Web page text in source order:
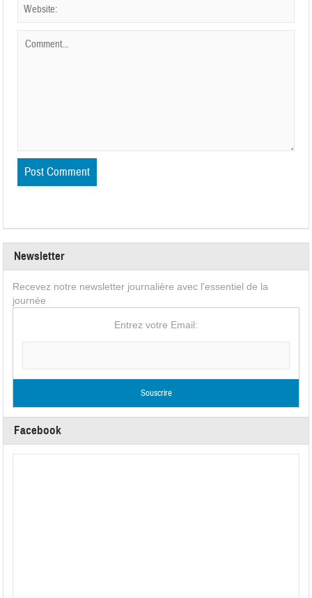
Newsletter
Recevez notre newsletter journalière avec l'essentiel de la
journée
Entrez votre Email:
Facebook